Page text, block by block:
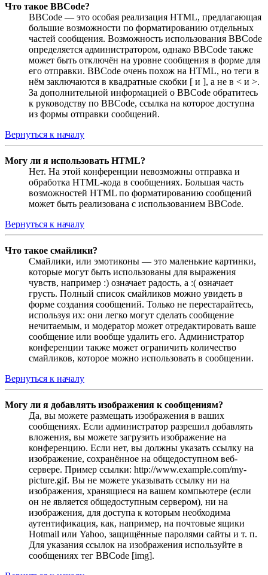
Что такое BBCode?
BBCode — это особая реализация HTML, предлагающая
большие возможности по форматированию отдельных
частей сообщения. Возможность использования BBCode
определяется администратором, однако BBCode также
может быть отключён на уровне сообщения в форме для
его отправки. BBCode очень похож на HTML, но теги в
нём заключаются в квадратные скобки [ и ], а не в < и >.
За дополнительной информацией о BBCode обратитесь
к руководству по BBCode, ссылка на которое доступна
из формы отправки сообщений.
Вернуться к началу
Могу ли я использовать HTML?
Нет. На этой конференции невозможны отправка и
обработка HTML-кода в сообщениях. Большая часть
возможностей HTML по форматированию сообщений
может быть реализована с использованием BBCode.
Вернуться к началу
Что такое смайлики?
Смайлики, или эмотиконы — это маленькие картинки,
которые могут быть использованы для выражения
чувств, например :) означает радость, а :( означает
грусть. Полный список смайликов можно увидеть в
форме создания сообщений. Только не перестарайтесь,
используя их: они легко могут сделать сообщение
нечитаемым, и модератор может отредактировать ваше
сообщение или вообще удалить его. Администратор
конференции также может ограничить количество
смайликов, которое можно использовать в сообщении.
Вернуться к началу
Могу ли я добавлять изображения к сообщениям?
Да, вы можете размещать изображения в ваших
сообщениях. Если администратор разрешил добавлять
вложения, вы можете загрузить изображение на
конференцию. Если нет, вы должны указать ссылку на
изображение, сохранённое на общедоступном веб-
сервере. Пример ссылки: http://www.example.com/my-
picture.gif. Вы не можете указывать ссылку ни на
изображения, хранящиеся на вашем компьютере (если
он не является общедоступным сервером), ни на
изображения, для доступа к которым необходима
аутентификация, как, например, на почтовые ящики
Hotmail или Yahoo, защищённые паролями сайты и т. п.
Для указания ссылок на изображения используйте в
сообщениях тег BBCode [img].